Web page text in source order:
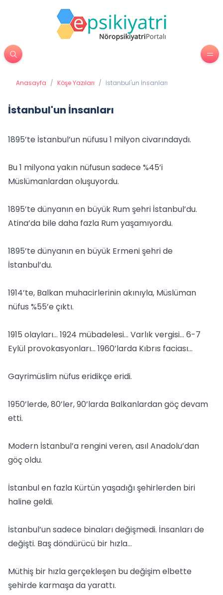
Anasayfa / Köşe Yazıları / İstanbul'un İnsanları
İstanbul'un İnsanları
1895’te İstanbul’un nüfusu 1 milyon civarındaydı.
Bu 1 milyona yakın nüfusun sadece %45’i
Müslümanlardan oluşuyordu.
1895’te dünyanın en büyük Rum şehri İstanbul’du.
Atina’da bile daha fazla Rum yaşamıyordu.
1895’te dünyanın en büyük Ermeni şehri de
İstanbul’du.
1914’te, Balkan muhacirlerinin akınıyla, Müslüman
nüfus %55’e çıktı.
1915 olayları… 1924 mübadelesi… Varlık vergisi… 6-7
Eylül provokasyonları… 1960’larda Kıbrıs faciası…
Gayrimüslim nüfus eridikçe eridi.
1950’lerde, 80’ler, 90’larda Balkanlardan göç devam
etti.
Modern İstanbul’a rengini veren, asıl Anadolu’dan
göç oldu.
İstanbul en fazla Kürtün yaşadığı şehirlerden biri
haline geldi.
İstanbul’un sadece binaları değişmedi. İnsanları de
değişti. Baş döndürücü bir hızla…
Müthiş bir hızla gerçekleşen bu değişim elbette
şehirde karmaşa da yarattı.